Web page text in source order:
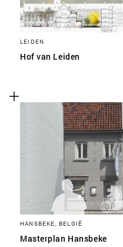
LEIDEN
Hof van Leiden
HANSBEKE, BELGIË
Masterplan Hansbeke